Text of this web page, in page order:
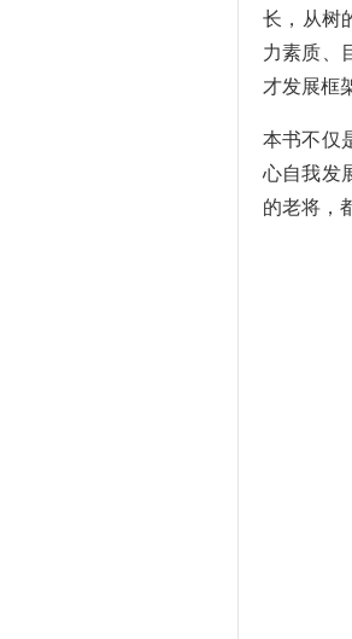
长，从树
力素质、
才发展框
本书不仅
心自我发
的老将，